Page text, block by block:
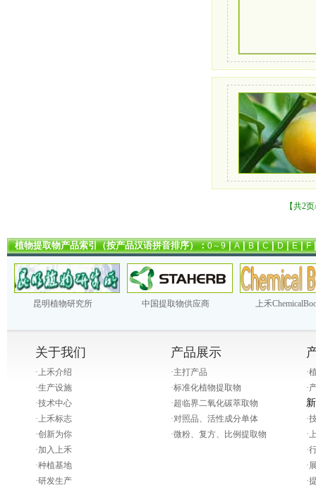
【共2
植物提取物产品索引（按产品汉语拼音排序）：0～9|A|B|C|D|E|F
昆明植物研究所 中国提取物供应商 上禾
关于我们
·上禾介绍
·生产设施
·技术中心
·上禾标志
·创新为你
·加入上禾
·种植基地
·研发生产
产品展示
·主打产品
·标准化植物提取物
·超临界二氧化碳萃取物
·对照品、活性成分单体
·微粉、复方、比例提取物
·
·
·
·
·
·
·